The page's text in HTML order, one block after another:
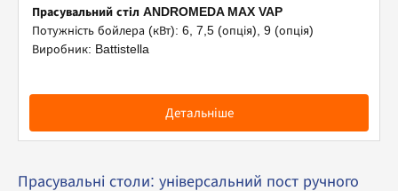
Прасувальний стіл ANDROMEDA MAX VAP
Потужність бойлера (кВт): 6, 7,5 (опція), 9 (опція)
Виробник: Battistella
Детальніше
Прасувальні столи: універсальний пост ручного